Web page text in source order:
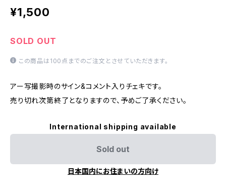
¥1,500
SOLD OUT
この商品は100点までのご注文とさせていただきます。
アー写撮影時のサイン&コメント入りチェキです。
売り切れ次第終了となりますので、予めご了承ください。
International shipping available
Sold out
日本国内にお住まいの方向け